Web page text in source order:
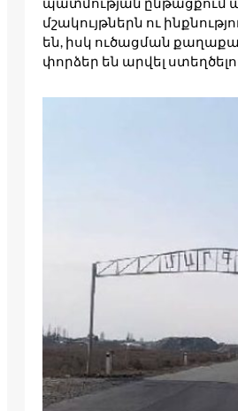
մշակույթներն ու
են, իսկ ուծացման
փորձեր են արվել